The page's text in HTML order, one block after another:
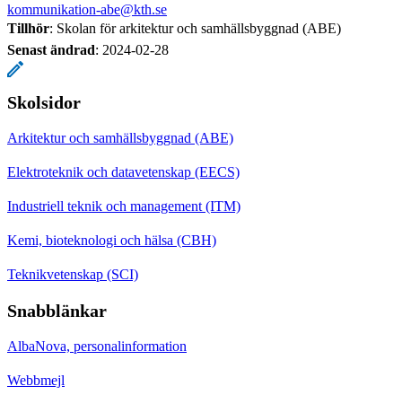
kommunikation-abe@kth.se
Tillhör: Skolan för arkitektur och samhällsbyggnad (ABE)
Senast ändrad: 2024-02-28
Skolsidor
Arkitektur och samhällsbyggnad (ABE)
Elektroteknik och datavetenskap (EECS)
Industriell teknik och management (ITM)
Kemi, bioteknologi och hälsa (CBH)
Teknikvetenskap (SCI)
Snabblänkar
AlbaNova, personalinformation
Webbmejl